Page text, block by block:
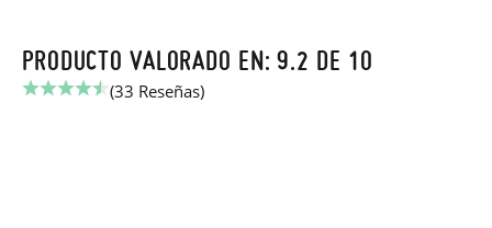
PRODUCTO VALORADO EN: 9.2 DE 10
(33 Reseñas)